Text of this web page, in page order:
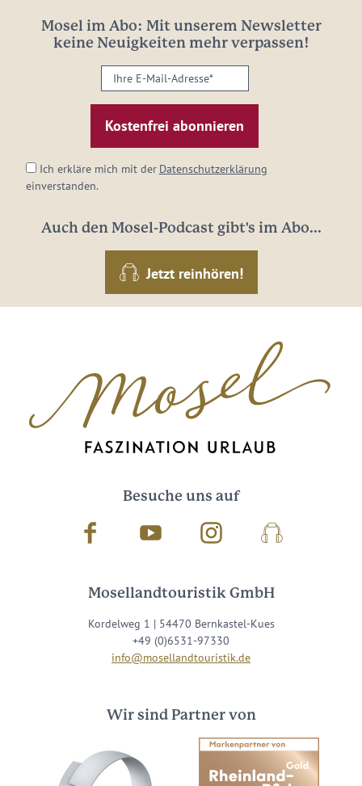
Mosel im Abo: Mit unserem Newsletter
keine Neuigkeiten mehr verpassen!
Ihre
E-
Mail-
Adresse:
Ich erkläre mich mit der Datenschutzerklärung
einverstanden.
Auch den Mosel-Podcast gibt's im Abo...
Jetzt reinhören!
Besuche uns auf
Facebook Youtube InstagramPodcast
Mosellandtouristik GmbH
Kordelweg 1 | 54470 Bernkastel-Kues
+49 (0)6531-97330
info@mosellandtouristik.de
Wir sind Partner von